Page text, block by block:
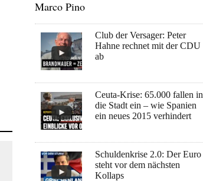
Marco Pino
Club der Versager: Peter
Hahne rechnet mit der CDU
ab
Ceuta-Krise: 65.000 fallen in
die Stadt ein – wie Spanien
ein neues 2015 verhindert
Schuldenkrise 2.0: Der Euro
steht vor dem nächsten
Kollaps